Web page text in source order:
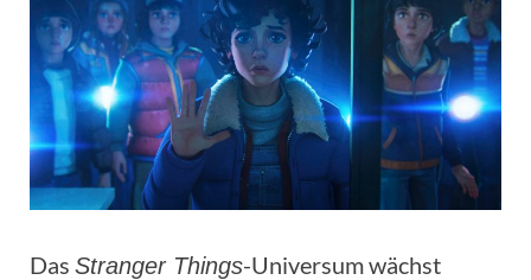
Das Stranger Things-Universum wächst